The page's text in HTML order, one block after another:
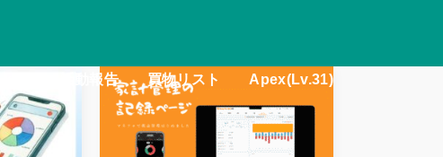
kiriimo8活動報告 買物リスト Apex(Lv.31)